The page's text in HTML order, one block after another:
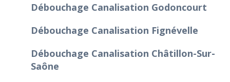
Débouchage Canalisation Godoncourt
Débouchage Canalisation Fignévelle
Débouchage Canalisation Châtillon-Sur-
Saône